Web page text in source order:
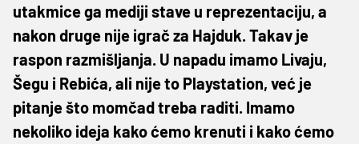
utakmice ga mediji stave u reprezentaciju, a
nakon druge nije igrač za Hajduk. Takav je
raspon razmišljanja. U napadu imamo Livaju,
Šegu i Rebića, ali nije to Playstation, već je
pitanje što momčad treba raditi. Imamo
nekoliko ideja kako ćemo krenuti i kako ćemo